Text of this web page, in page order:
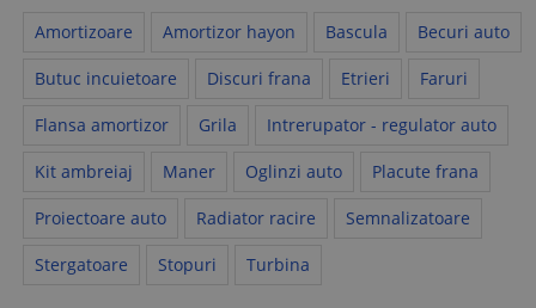
Amortizoare Amortizor hayon Bascula Becuri auto
Butuc incuietoare Discuri frana Etrieri Faruri
Flansa amortizor Grila Intrerupator - regulator auto
Kit ambreiaj Maner Oglinzi auto Placute frana
Proiectoare auto Radiator racire Semnalizatoare
Stergatoare Stopuri Turbina